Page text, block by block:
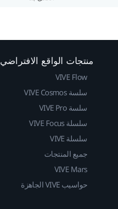
منتجات الواقع الافتراضي
VIVE Flow
سلسة VIVE Cosmos
سلسة VIVE Pro
سلسلة VIVE Focus
سلسلة VIVE
جميع المنتجات
VIVE Mars
حواسيب VIVE الجاهزة